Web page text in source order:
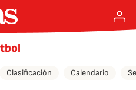
Clasificación Calendario